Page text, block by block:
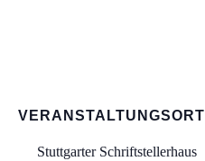
VERANSTALTUNGSORT
Stuttgarter Schriftstellerhaus